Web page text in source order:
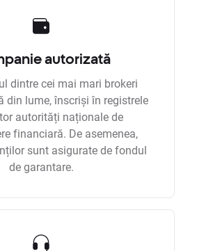
autorizată
dintre cei mai mari brokeri
din lume, înscriși în registrele
autorități naționale de
financiară. De asemenea,
sunt asigurate de fondul
de garantare.